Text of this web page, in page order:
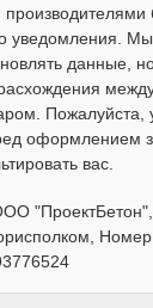
производителями
уведомления.
данные,
Пожалуйста,
оформлением
вас.
"ПроектБетон",
Номер